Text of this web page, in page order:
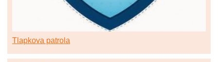
Tlapkova patrola